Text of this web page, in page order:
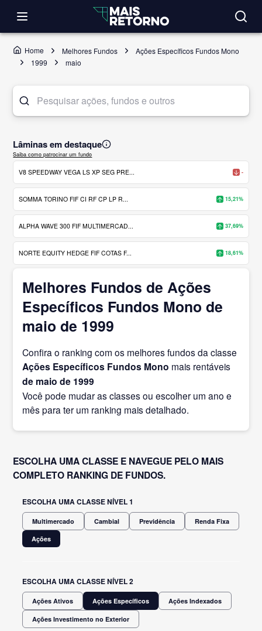
Home Melhores Fundos
Ações Específicos Fundos Mono
1999
maio
Lâminas em destaque
Saiba como patrocinar um fundo
V8 SPEEDWAY VEGA LS XP SEG PRE... -
SOMMA TORINO FIF CI RF CP LP R... 15,21%
ALPHA WAVE 300 FIF MULTIMERCAD... 37,69%
NORTE EQUITY HEDGE FIF COTAS F... 18,61%
Melhores Fundos de Ações
Específicos Fundos Mono de
maio de 1999
Confira o ranking com os melhores fundos da classe
Ações Específicos Fundos Mono mais rentáveis
de maio de 1999
Você pode mudar as classes ou escolher um ano e
mês para ter um ranking mais detalhado.
ESCOLHA UMA CLASSE E NAVEGUE PELO MAIS
COMPLETO RANKING DE FUNDOS.
ESCOLHA UMA CLASSE NÍVEL 1
Multimercado Cambial Previdência
Renda Fixa
Ações
ESCOLHA UMA CLASSE NÍVEL 2
Ações Ativos Ações Específicos Ações Indexados
Ações Investimento no Exterior